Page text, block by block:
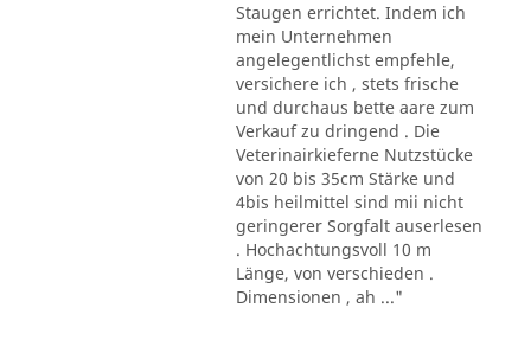
Staugen errichtet. Indem ich
mein Unternehmen
angelegentlichst empfehle,
versichere ich , stets frische
und durchaus bette aare zum
Verkauf zu dringend . Die
Veterinairkieferne Nutzstücke
von 20 bis 35cm Stärke und
4bis heilmittel sind mii nicht
geringerer Sorgfalt auserlesen
. Hochachtungsvoll 10 m
Länge, von verschieden .
Dimensionen , ah ..."